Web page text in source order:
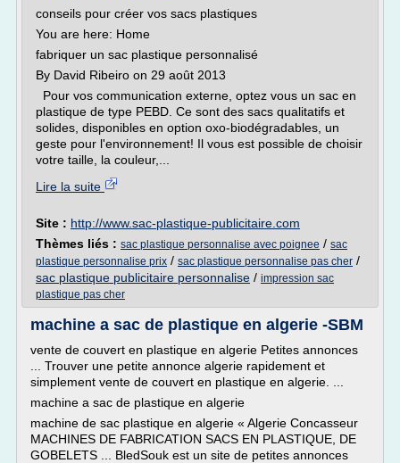
conseils pour créer vos sacs plastiques
You are here: Home
fabriquer un sac plastique personnalisé
By David Ribeiro on 29 août 2013
Pour vos communication externe, optez vous un sac en
plastique de type PEBD. Ce sont des sacs qualitatifs et
solides, disponibles en option oxo-biodégradables, un
geste pour l'environnement! Il vous est possible de choisir
votre taille, la couleur,...
Lire la suite
Site : http://www.sac-plastique-publicitaire.com
Thèmes liés : sac plastique personnalise avec poignee / sac
plastique personnalise prix / sac plastique personnalise pas cher /
sac plastique publicitaire personnalise / impression sac
plastique pas cher
machine a sac de plastique en algerie -SBM
vente de couvert en plastique en algerie Petites annonces
... Trouver une petite annonce algerie rapidement et
simplement vente de couvert en plastique en algerie. ...
machine a sac de plastique en algerie
machine de sac plastique en algerie « Algerie Concasseur
MACHINES DE FABRICATION SACS EN PLASTIQUE, DE
GOBELETS ... BledSouk est un site de petites annonces